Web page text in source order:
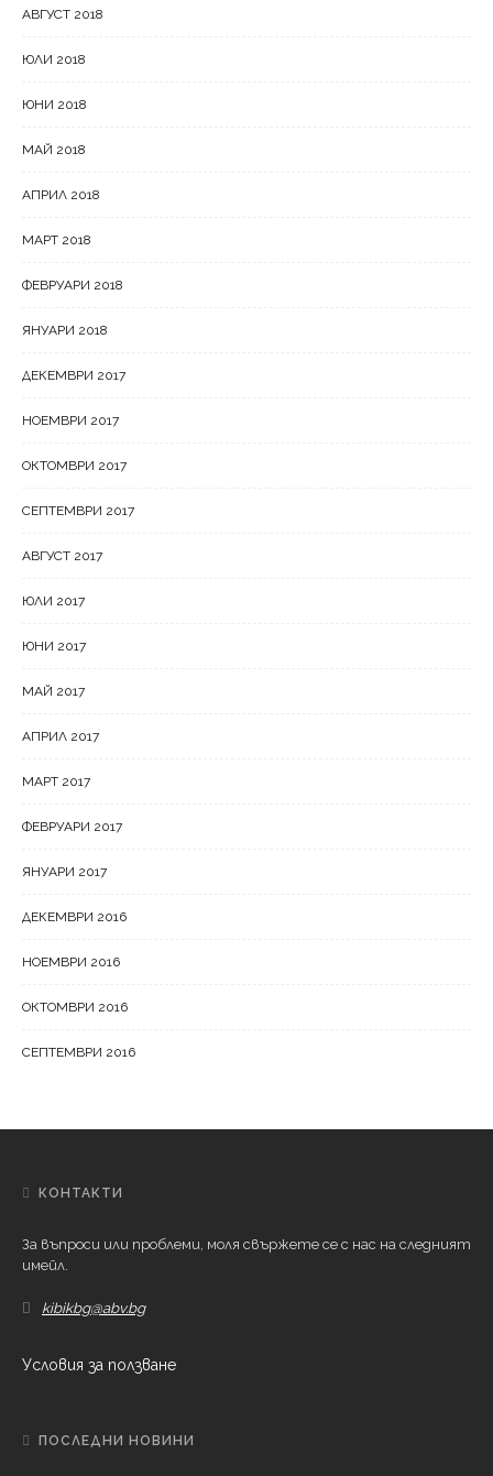
АВГУСТ 2018
ЮЛИ 2018
ЮНИ 2018
МАЙ 2018
АПРИЛ 2018
МАРТ 2018
ФЕВРУАРИ 2018
ЯНУАРИ 2018
ДЕКЕМВРИ 2017
НОЕМВРИ 2017
ОКТОМВРИ 2017
СЕПТЕМВРИ 2017
АВГУСТ 2017
ЮЛИ 2017
ЮНИ 2017
МАЙ 2017
АПРИЛ 2017
МАРТ 2017
ФЕВРУАРИ 2017
ЯНУАРИ 2017
ДЕКЕМВРИ 2016
НОЕМВРИ 2016
ОКТОМВРИ 2016
СЕПТЕМВРИ 2016
КОНТАКТИ
За въпроси или проблеми, моля свържете се с нас на следният
имейл.
kibikbg@abv.bg
Условия за ползване
ПОСЛЕДНИ НОВИНИ